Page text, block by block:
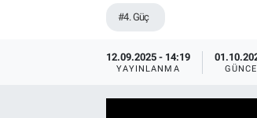
#4. Güç
12.09.2025 - 14:19
YAYINLANMA